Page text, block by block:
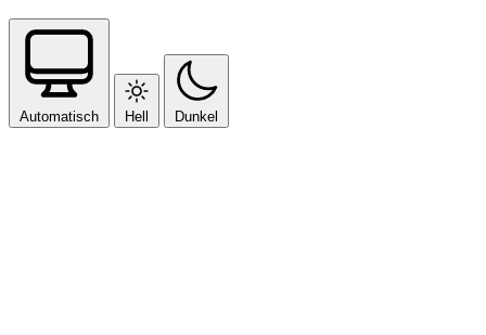
Automatisch Hell Dunkel